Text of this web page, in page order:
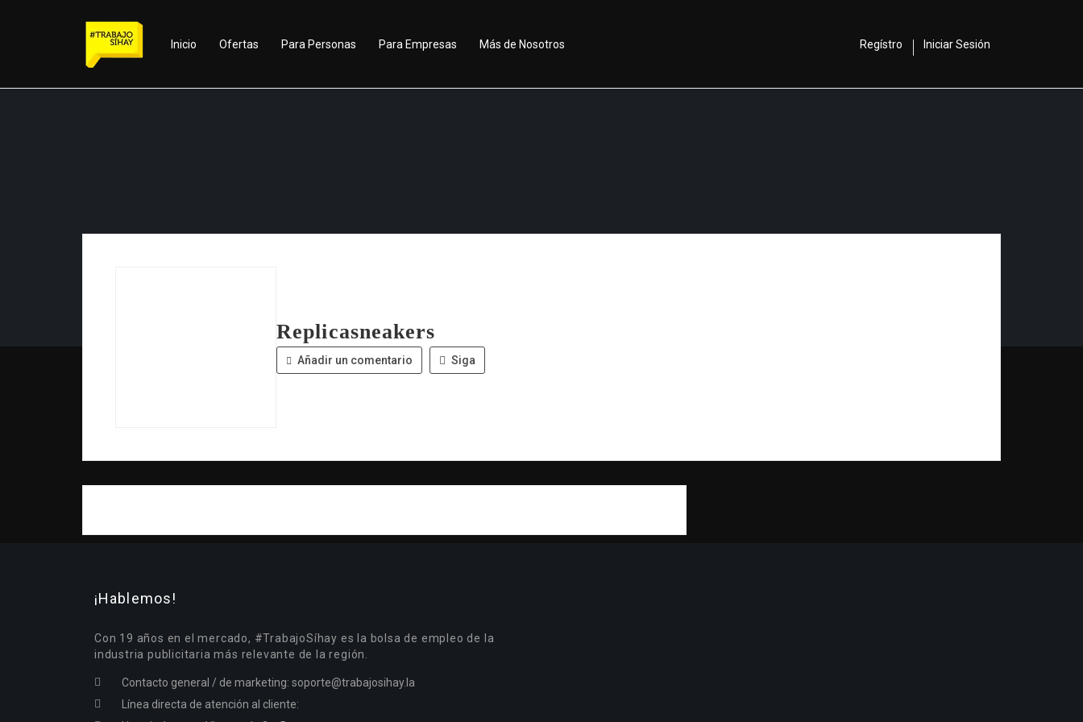
Inicio Ofertas Para Personas Para Empresas Más de Nosotros Regístro Iniciar Sesión
Replicasneakers
Añadir un comentario Siga
¡Hablemos!
Con 19 años en el mercado, #TrabajoSíhay es la bolsa de empleo de la
industria publicitaria más relevante de la región.
Contacto general / de marketing: soporte@trabajosihay.la
Línea directa de atención al cliente: